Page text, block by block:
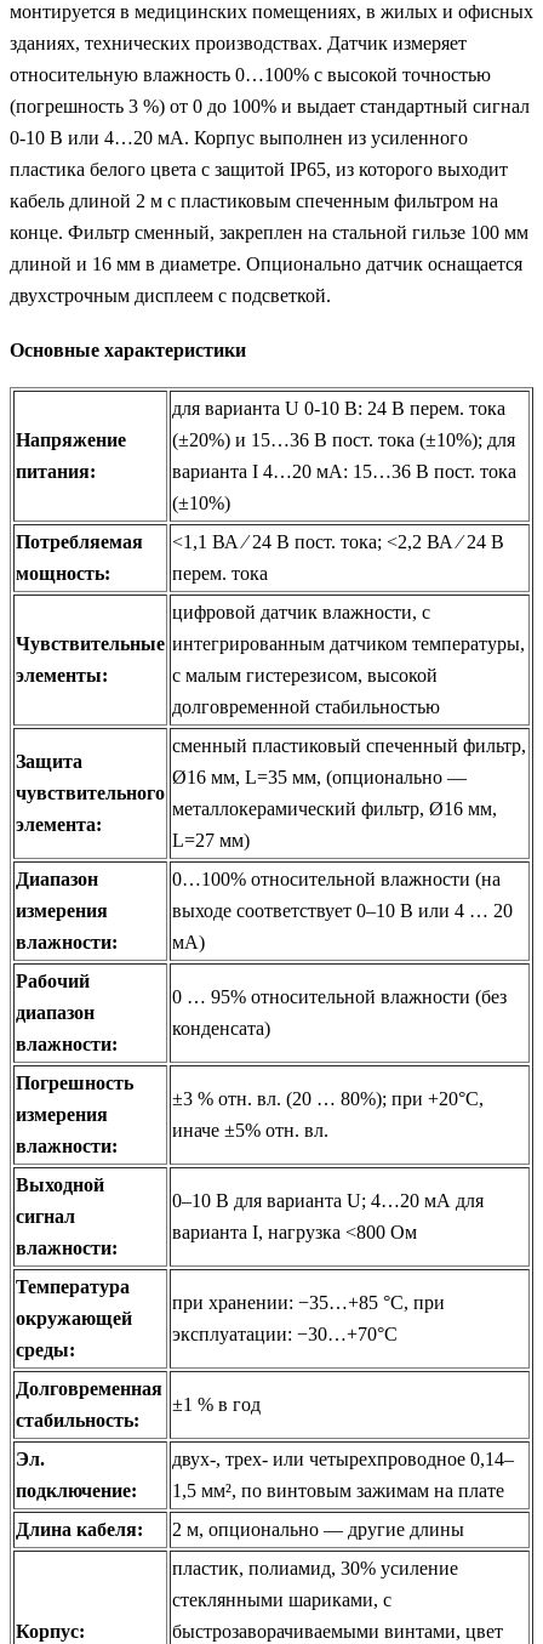
монтируется в медицинских помещениях, в жилых и офисных
зданиях, технических производствах. Датчик измеряет
относительную влажность 0…100% с высокой точностью
(погрешность 3 %) от 0 до 100% и выдает стандартный сигнал
0-10 В или 4…20 мА. Корпус выполнен из усиленного
пластика белого цвета с защитой IP65, из которого выходит
кабель длиной 2 м с пластиковым спеченным фильтром на
конце. Фильтр сменный, закреплен на стальной гильзе 100 мм
длиной и 16 мм в диаметре. Опционально датчик оснащается
двухстрочным дисплеем с подсветкой.
Основные характеристики
Напряжение
питания:
для варианта U 0-10 В: 24 B перем. тока
(±20%) и 15…36 В пост. тока (±10%); для
варианта I 4…20 мА: 15…36 В пост. тока
(±10%)
Потребляемая
мощность:
<1,1 ВА ⁄ 24 В пост. тока; <2,2 ВА ⁄ 24 В
перем. тока
Чувствительные
элементы:
цифровой датчик влажности, с
интегрированным датчиком температуры,
с малым гистерезисом, высокой
долговременной стабильностью
Защита
чувствительного
элемента:
сменный пластиковый спеченный фильтр,
Ø16 мм, L=35 мм, (опционально —
металлокерамический фильтр, Ø16 мм,
L=27 мм)
Диапазон
измерения
влажности:
0…100% относительной влажности (на
выходе соответствует 0–10 B или 4 … 20
мА)
Рабочий
диапазон
влажности:
0 … 95% относительной влажности (без
конденсата)
Погрешность
измерения
влажности:
±3 % отн. вл. (20 … 80%); при +20°C,
иначе ±5% отн. вл.
Выходной
сигнал
влажности:
0–10 B для варианта U; 4…20 мА для
варианта I, нагрузка <800 Ом
Температура
окружающей
среды:
при хранении: −35…+85 °C, при
эксплуатации: −30…+70°C
Долговременная
стабильность:
±1 % в год
Эл.
подключение:
двух-, трех- или четырехпроводное 0,14–
1,5 мм², по винтовым зажимам на плате
Длина кабеля:
2 м, опционально — другие длины
Корпус:
пластик, полиамид, 30% усиление
стеклянными шариками, с
быстрозаворачиваемыми винтами, цвет